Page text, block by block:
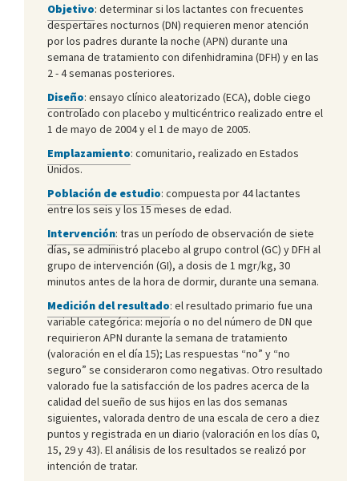
Objetivo: determinar si los lactantes con frecuentes
despertares nocturnos (DN) requieren menor atención
por los padres durante la noche (APN) durante una
semana de tratamiento con difenhidramina (DFH) y en las
2 - 4 semanas posteriores.
Diseño: ensayo clínico aleatorizado (ECA), doble ciego
controlado con placebo y multicéntrico realizado entre el
1 de mayo de 2004 y el 1 de mayo de 2005.
Emplazamiento: comunitario, realizado en Estados
Unidos.
Población de estudio: compuesta por 44 lactantes
entre los seis y los 15 meses de edad.
Intervención: tras un período de observación de siete
días, se administró placebo al grupo control (GC) y DFH al
grupo de intervención (GI), a dosis de 1 mgr/kg, 30
minutos antes de la hora de dormir, durante una semana.
Medición del resultado: el resultado primario fue una
variable categórica: mejoría o no del número de DN que
requirieron APN durante la semana de tratamiento
(valoración en el día 15); Las respuestas “no” y “no
seguro” se consideraron como negativas. Otro resultado
valorado fue la satisfacción de los padres acerca de la
calidad del sueño de sus hijos en las dos semanas
siguientes, valorada dentro de una escala de cero a diez
puntos y registrada en un diario (valoración en los días 0,
15, 29 y 43). El análisis de los resultados se realizó por
intención de tratar.